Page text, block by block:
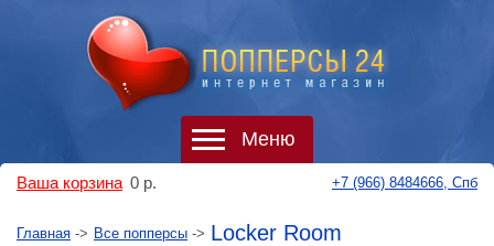
Меню
Ваша корзина 0 р. +7 (966) 8484666, Спб
Главная -> Все попперсы -> Locker Room